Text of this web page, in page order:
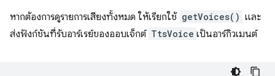
หากต้องการดูรายการเสียงทั้งหมด ให้เรียกใช้ getVoices() และ
ส่งฟังก์ชันที่รับอาร์เรย์ของออบเจ็กต์ TtsVoice เป็นอาร์กิวเมนต์